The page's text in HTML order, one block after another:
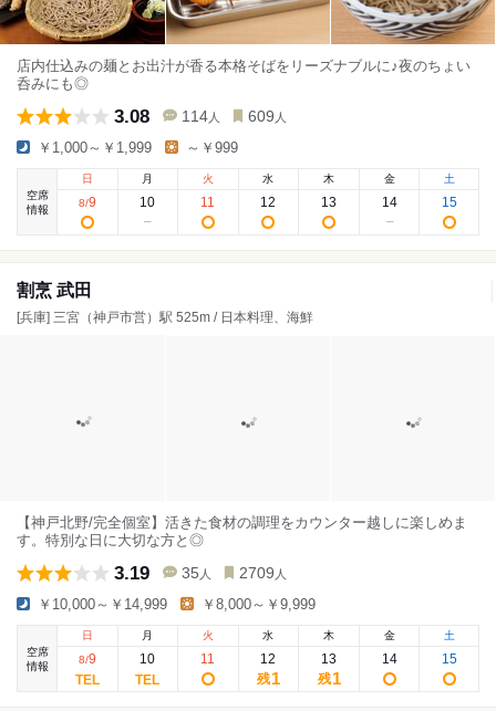
店内仕込みの麺とお出汁が香る本格そばをリーズナブルに♪夜のちょい
呑みにも◎
3.08 114 人 609 人
￥1,000～￥1,999 ～￥999
空席
情報
日
8/9
月
10
火
11
水
12
木
13
金
14
土
15
割烹 武田
[兵庫] 三宮（神戸市営）駅 525m / 日本料理、海鮮
【神戸北野/完全個室】活きた食材の調理をカウンター越しに楽しめま
す。特別な日に大切な方と◎
3.19 35 人 2709 人
￥10,000～￥14,999 ￥8,000～￥9,999
空席
情報
日
8/9
月
10
火
11
水
12
残1
木
13
残1
金
14
土
15